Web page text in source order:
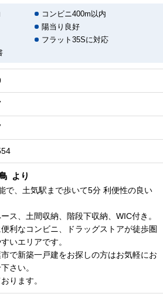
コンビニ400m以内
陽当り良好
フラット35Sに対応
より
で、土気駅まで歩いて5分 利便性の良い
ス、土間収納、階段下収納、WIC付き。
利なコンビニ、ドラッグストアが徒歩圏
いエリアです。
で新築一戸建をお探しの方はお気軽にお
さい。
ります。